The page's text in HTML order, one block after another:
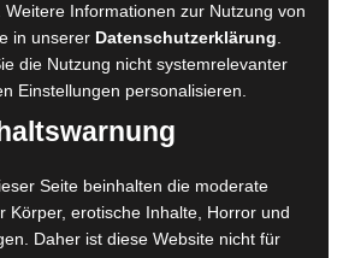
Informationen zur Nutzung von
in unserer Datenschutzerklärung
die Nutzung nicht systemrelevanter
Einstellungen personalisieren.
Seite beinhalten die moderate
Körper, erotische Inhalte, Horror und
Daher ist diese Website nicht für